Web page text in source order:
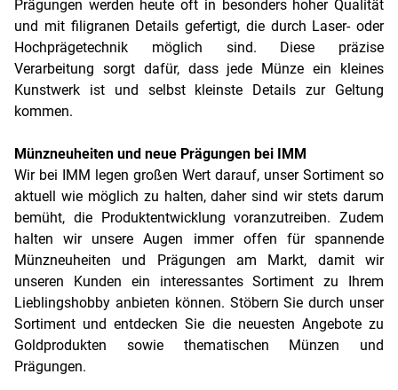
Prägungen werden heute oft in besonders hoher Qualität
und mit filigranen Details gefertigt, die durch Laser- oder
Hochprägetechnik möglich sind. Diese präzise
Verarbeitung sorgt dafür, dass jede Münze ein kleines
Kunstwerk ist und selbst kleinste Details zur Geltung
kommen.
Münzneuheiten und neue Prägungen bei IMM
Wir bei IMM legen großen Wert darauf, unser Sortiment so
aktuell wie möglich zu halten, daher sind wir stets darum
bemüht, die Produktentwicklung voranzutreiben. Zudem
halten wir unsere Augen immer offen für spannende
Münzneuheiten und Prägungen am Markt, damit wir
unseren Kunden ein interessantes Sortiment zu Ihrem
Lieblingshobby anbieten können. Stöbern Sie durch unser
Sortiment und entdecken Sie die neuesten Angebote zu
Goldprodukten sowie thematischen Münzen und
Prägungen.